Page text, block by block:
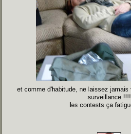
et comme d'habitude, ne laissez jamais
surveillance !!!!
les contests ça